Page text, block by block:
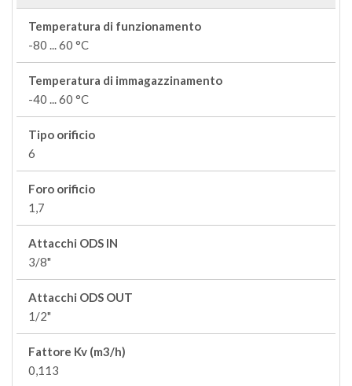
Temperatura di funzionamento
-80 ... 60 °C
Temperatura di immagazzinamento
-40 ... 60 °C
Tipo orificio
6
Foro orificio
1,7
Attacchi ODS IN
3/8"
Attacchi ODS OUT
1/2"
Fattore Kv (m3/h)
0,113